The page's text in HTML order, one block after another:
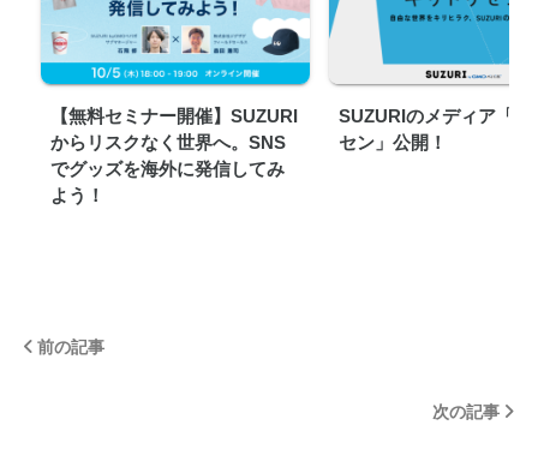
【無料セミナー開催】SUZURI
からリスクなく世界へ。SNS
でグッズを海外に発信してみ
よう！
SUZURIのメディア「キ
セン」公開！
前の記事
次の記事